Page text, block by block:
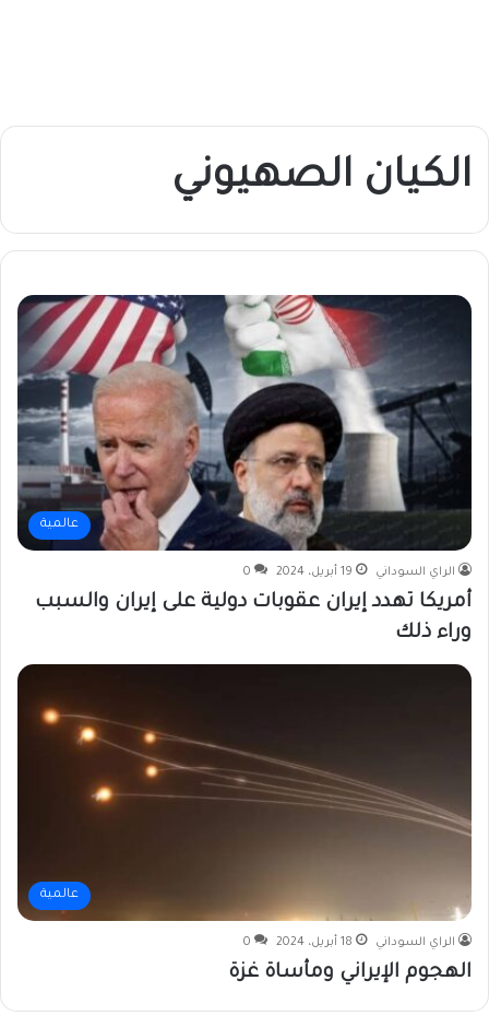
الكيان الصهيوني
عالمية
الراي السوداني 19 أبريل، 2024 0
أمريكا تهدد إيران عقوبات دولية على إيران والسبب
وراء ذلك
عالمية
الراي السوداني 18 أبريل، 2024 0
الهجوم الإيراني ومأساة غزة